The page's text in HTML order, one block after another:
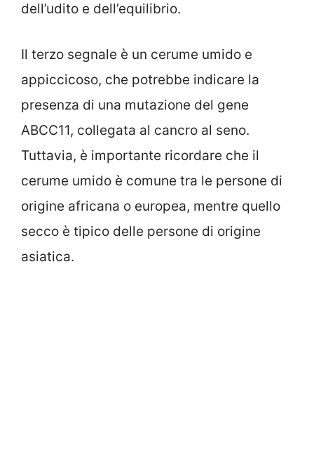
dell’udito e dell’equilibrio.
Il terzo segnale è un cerume umido e
appiccicoso, che potrebbe indicare la
presenza di una mutazione del gene
ABCC11, collegata al cancro al seno.
Tuttavia, è importante ricordare che il
cerume umido è comune tra le persone di
origine africana o europea, mentre quello
secco è tipico delle persone di origine
asiatica.